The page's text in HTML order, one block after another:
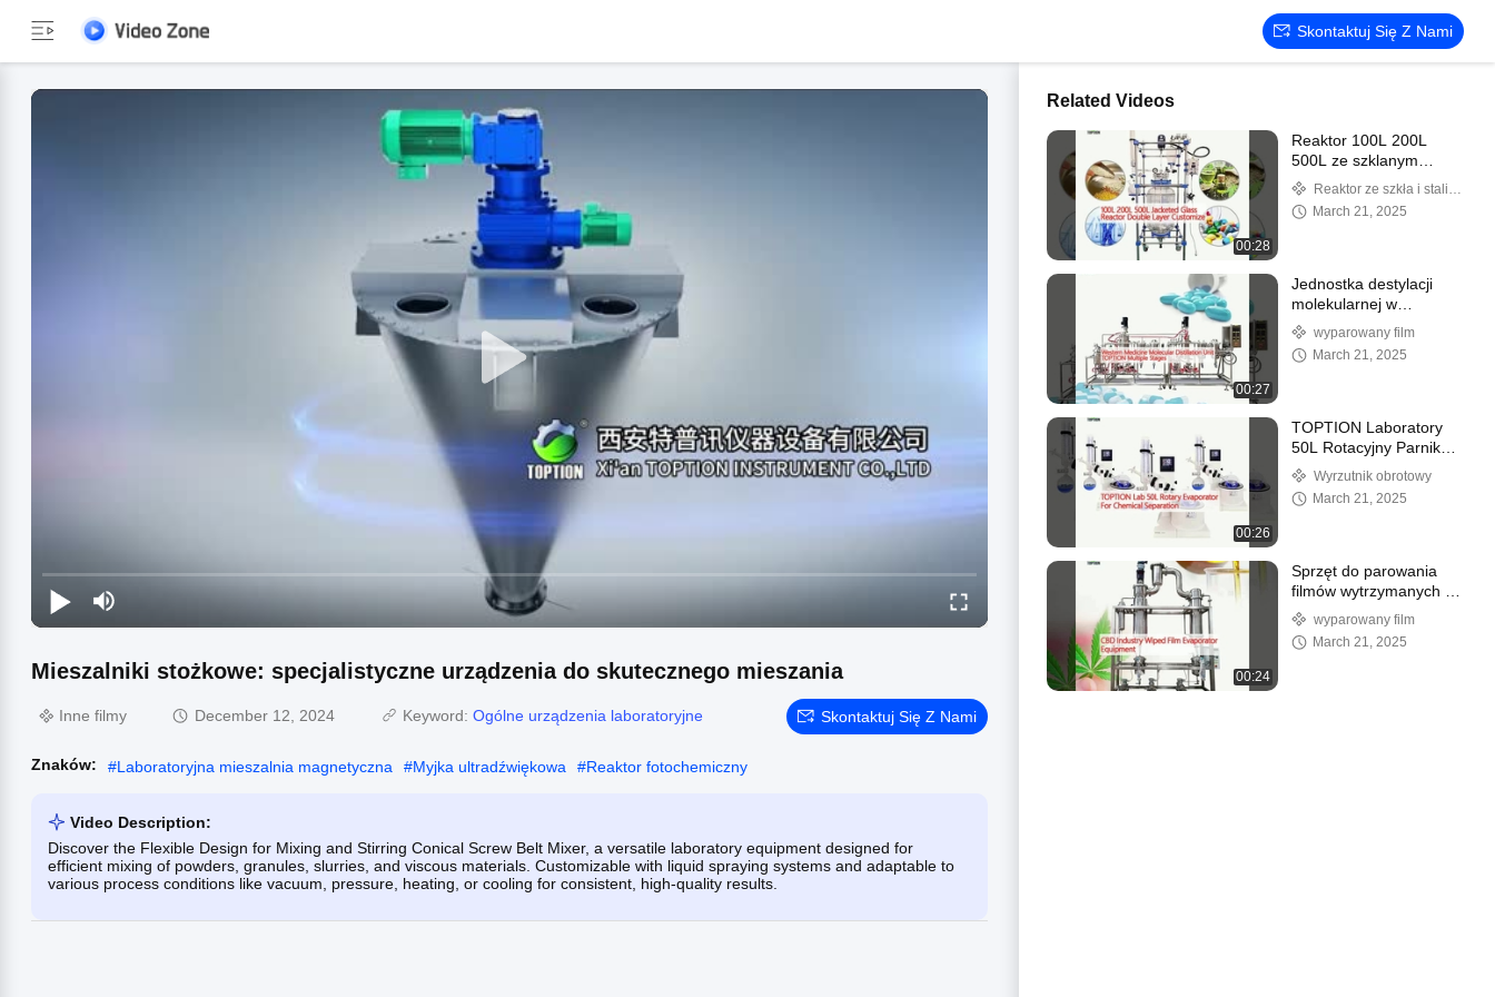
Skontaktuj Się Z Nami
Mieszalniki stożkowe: specjalistyczne urządzenia do skutecznego mieszania
Inne filmy December 12, 2024 Keyword: Ogólne urządzenia laboratoryjne Skontaktuj Się Z Nami
Znaków: #Laboratoryjna mieszalnia magnetyczna #Myjka ultradźwiękowa #Reaktor fotochemiczny
Video Description:
Discover the Flexible Design for Mixing and Stirring Conical Screw Belt Mixer, a versatile laboratory equipment designed for
efficient mixing of powders, granules, slurries, and viscous materials. Customizable with liquid spraying systems and adaptable to
various process conditions like vacuum, pressure, heating, or cooling for consistent, high-quality results.
Related Videos
00:28
Reaktor 100L 200L
500L ze szklanym
płaszczem podwójna
warstwa
Reaktor ze szkła i stali
nierdzewnej
March 21, 2025
00:27
Jednostka destylacji
molekularnej w
medycynie zachodniej
TOPTION Wielokrotne
etapy
wyparowany film
March 21, 2025
00:26
TOPTION Laboratory
50L Rotacyjny Parnik
Do Separacji
Chemicznej
Wyrzutnik obrotowy
March 21, 2025
00:24
Sprzęt do parowania
filmów wytrzymanych w
przemyśle CBD
wyparowany film
March 21, 2025